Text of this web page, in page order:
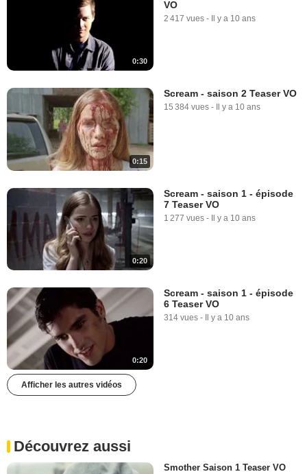
0:30
VO
2 417 vues - Il y a 10 ans
0:15
Scream - saison 2 Teaser VO
15 384 vues - Il y a 10 ans
0:20
Scream - saison 1 - épisode
7 Teaser VO
1 277 vues - Il y a 10 ans
0:20
Scream - saison 1 - épisode
6 Teaser VO
314 vues - Il y a 10 ans
Afficher les autres vidéos
Découvrez aussi
Smother Saison 1 Teaser VO